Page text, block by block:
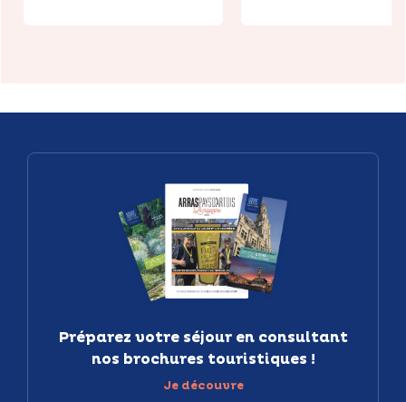
Préparez votre séjour en consultant
nos brochures touristiques !
Je découvre